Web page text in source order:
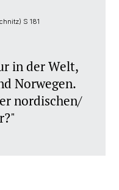
S 181
in der Welt,
Norwegen.
nordischen/